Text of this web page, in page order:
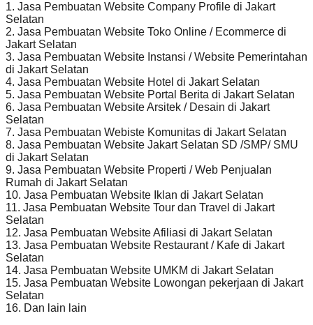
1. Jasa Pembuatan Website Company Profile di Jakart
Selatan
2. Jasa Pembuatan Website Toko Online / Ecommerce di
Jakart Selatan
3. Jasa Pembuatan Website Instansi / Website Pemerintahan
di Jakart Selatan
4. Jasa Pembuatan Website Hotel di Jakart Selatan
5. Jasa Pembuatan Website Portal Berita di Jakart Selatan
6. Jasa Pembuatan Website Arsitek / Desain di Jakart
Selatan
7. Jasa Pembuatan Webiste Komunitas di Jakart Selatan
8. Jasa Pembuatan Website Jakart Selatan SD /SMP/ SMU
di Jakart Selatan
9. Jasa Pembuatan Website Properti / Web Penjualan
Rumah di Jakart Selatan
10. Jasa Pembuatan Website Iklan di Jakart Selatan
11. Jasa Pembuatan Website Tour dan Travel di Jakart
Selatan
12. Jasa Pembuatan Website Afiliasi di Jakart Selatan
13. Jasa Pembuatan Website Restaurant / Kafe di Jakart
Selatan
14. Jasa Pembuatan Website UMKM di Jakart Selatan
15. Jasa Pembuatan Website Lowongan pekerjaan di Jakart
Selatan
16. Dan lain lain